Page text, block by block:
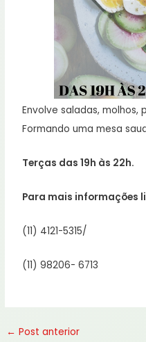
Envolve saladas,
Formando uma mesa
Terças das 19h às 22h.
Para mais informações
(11) 4121-5315/
(11) 98206- 6713
← Post anterior